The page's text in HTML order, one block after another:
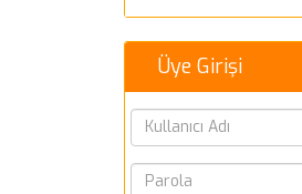
Üye Girişi